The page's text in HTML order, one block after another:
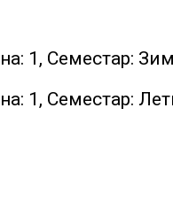
1, Семестар:
1, Семестар: